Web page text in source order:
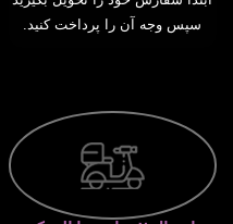
سپس وجه آن را پرداخت کنید.